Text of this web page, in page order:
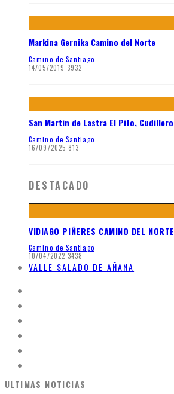
Markina Gernika Camino del Norte
Camino de Santiago
14/05/2019 3932
San Martin de Lastra El Pito, Cudillero
Camino de Santiago
16/09/2025 813
DESTACADO
VIDIAGO PIÑERES CAMINO DEL NORTE
Camino de Santiago
10/04/2022 3438
VALLE SALADO DE AÑANA
ULTIMAS NOTICIAS